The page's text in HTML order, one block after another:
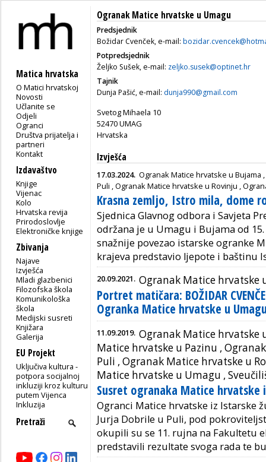
Matica hrvatska
O Matici hrvatskoj
Novosti
Učlanite se
Odjeli
Ogranci
Društva prijatelja i
partneri
Kontakt
Izdavaštvo
Knjige
Vijenac
Kolo
Hrvatska revija
Prirodoslovlje
Elektroničke knjige
Zbivanja
Najave
Izvješća
Mladi glazbenici
Filozofska škola
Komunikološka
škola
Medijski susreti
Knjižara
Galerija
EU Projekt
Uključiva kultura -
potpora socijalnoj
inkluziji kroz kulturu
putem Vijenca
Inkluzija
Ogranak Matice hrvatske u Umagu
Predsjednik
Božidar Cvenček, e-mail:
Potpredsjednik
Željko Sušek, e-mail: zeljko.susek@optinet.hr
Tajnik
Dunja Pašić, e-mail: dunja990@gmail.com
Svetog Mihaela 10
52470 UMAG
Hrvatska
Izvješća
17.03.2024. Ogranak Matice hrvatske u Bujama
Puli ,Ogranak Matice hrvatske u Rovinju ,
Krasna zemljo, Istro mila, dome
Sjednica Glavnog odbora i Savjeta
održana je u Umagu i Bujama od
snažnije povezao istarske ogranke
krajeva predstavio ljepote i baštinu
20.09.2021. Ogranak Matice hrvatske
Portret matičara: BOŽIDAR
Ogranka Matice hrvatske u
11.09.2019. Ogranak Matice hrvatske
Matice hrvatske u Pazinu ,
Puli , Ogranak Matice hrvatske u
Matice hrvatske u Umagu ,
Susret ogranaka Matice hrvatske
Ogranci Matice hrvatske iz Istarske
Jurja Dobrile u Puli, pod
okupili su se 11. rujna na Fakultetu
predstavili rezultate svoga rada te